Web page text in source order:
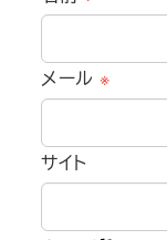
メール ※
サイト